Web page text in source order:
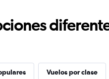
Vuelos por clase